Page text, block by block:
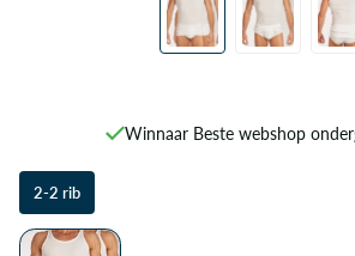
Winnaar Beste webshop
2-2 rib